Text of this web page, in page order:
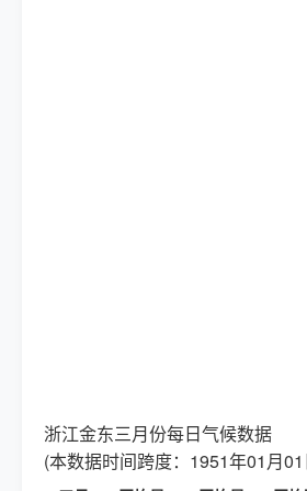
浙江金东三月份每日气候数据
(本数据时间跨度：1951年01月